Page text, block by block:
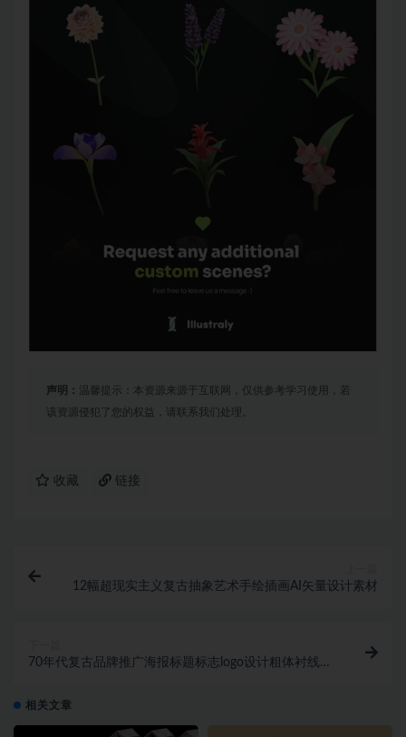
声明： 温馨提示：本资源来源于互联网，仅供参考学习使用，若
该资源侵犯了您的权益，请联系我们处理。
收藏 链接
12幅超现实主义复古抽象艺术手绘插画AI矢量设计素材
70年代复古品牌推广海报标题标志logo设计粗体衬线英
相关文章